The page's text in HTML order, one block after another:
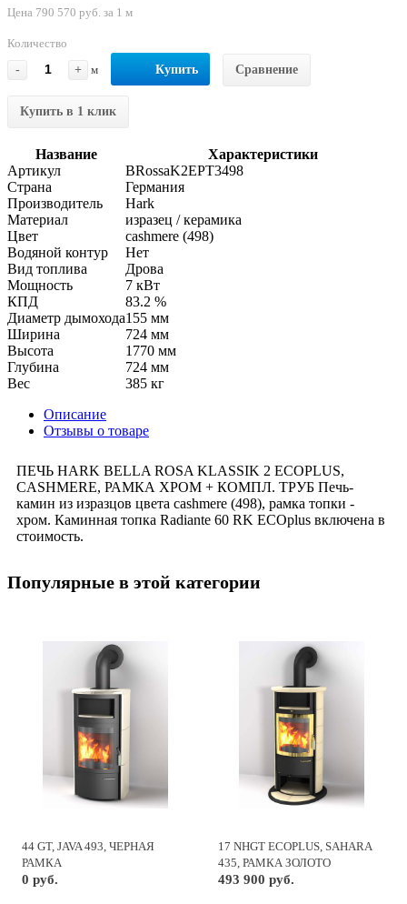
Цена 790 570 руб. за 1 м
Количество
-
+ м Купить Сравнение
Купить в 1 клик
Название
Характеристики
Артикул
BRossaK2EPT3498
Страна
Германия
Производитель
Hark
Материал
изразец / керамика
Цвет
cashmere (498)
Водяной контур
Нет
Вид топлива
Дрова
Мощность
7 кВт
КПД
83.2 %
Диаметр дымохода155 мм
Ширина
724 мм
Высота
1770 мм
Глубина
724 мм
Вес
385 кг
Описание
Отзывы о товаре
ПЕЧЬ HARK BELLA ROSA KLASSIK 2 ECOPLUS,
CASHMERE, РАМКА ХРОМ + КОМПЛ. ТРУБ Печь-
камин из изразцов цвета cashmere (498), рамка топки -
хром. Каминная топка Radiante 60 RK ECOplus включена в
стоимость.
Популярные в этой категории
44 GT, JAVA 493, ЧЕРНАЯ
РАМКА
0 руб.
17 NHGT ECOPLUS, SAHARA
435, РАМКА ЗОЛОТО
493 900 руб.